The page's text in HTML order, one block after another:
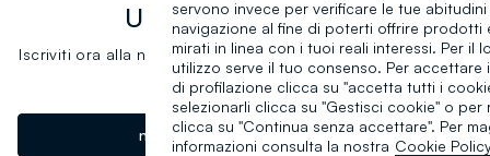
Un click, un regalo:
Iscriviti ora alla newsletter e ottieni il -10% di scontosul tuo
prossimo acquisto!
newsletter.footer.subscribe
servono invece per verificare le tue abitudini
navigazione al fine di poterti offrire prodotti
mirati in linea con i tuoi reali interessi. Per il
utilizzo serve il tuo consenso. Per accettare
di profilazione clicca su "accetta tutti i
selezionarli clicca su "Gestisci cookie" o per
clicca su "Continua senza accettare". Per
informazioni consulta la nostra Cookie